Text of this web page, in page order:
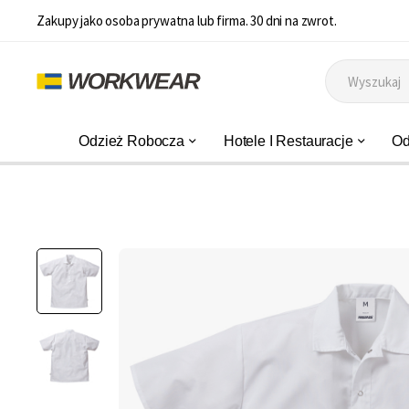
Zakupy jako osoba prywatna lub firma. 30 dni na zwrot.
Odzież Robocza Hotele I Restauracje
Przejdź
koniec
galerii